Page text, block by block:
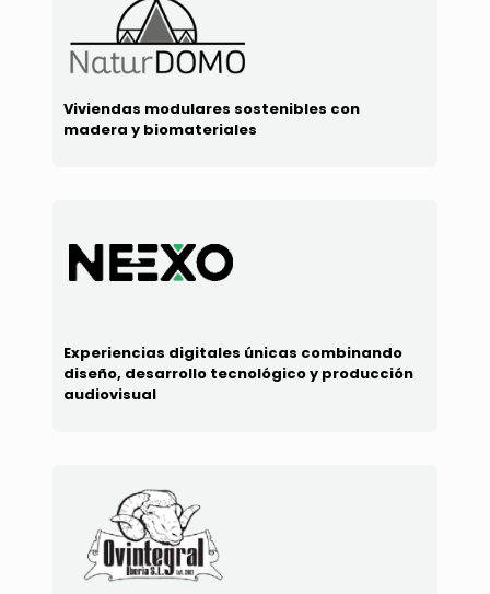
Viviendas modulares sostenibles con
madera y biomateriales
Experiencias digitales únicas combinando
diseño, desarrollo tecnológico y producción
audiovisual